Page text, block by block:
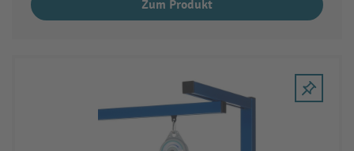
Zum Produkt